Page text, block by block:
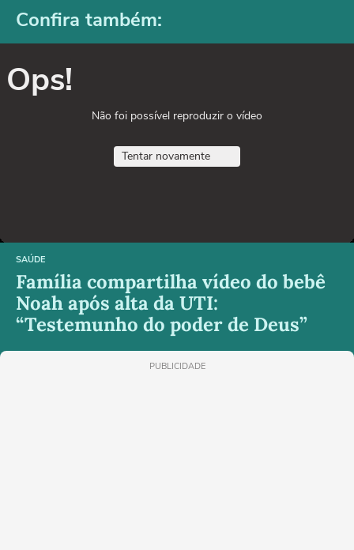
Confira também:
Ops!
Não foi possível reproduzir o vídeo
Tentar novamente
SAÚDE
Família compartilha vídeo do bebê
Noah após alta da UTI:
“Testemunho do poder de Deus”
PUBLICIDADE